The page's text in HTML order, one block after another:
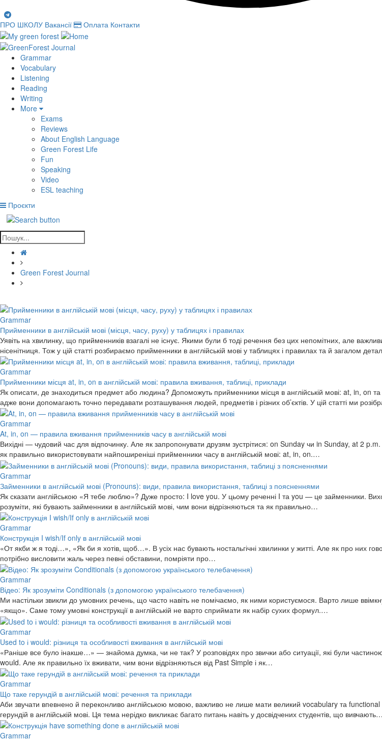
ПРО ШКОЛУ Вакансії Оплата Контакти
Grammar
Vocabulary
Listening
Reading
Writing
More
Exams
Reviews
About English Language
Green Forest Life
Fun
Speaking
Video
ESL teaching
Проєкти
Green Forest Journal
Grammar
Прийменники в англійській мові (місця, часу, руху) у таблицях і правилах
Уявіть на хвилинку, що прийменників взагалі не існує. Якими були б тоді речення без цих непомітних, але
нісенітниця. Тож у цій статті розбираємо прийменники в англійській мові у таблицях і правилах та й загалом
Grammar
Прийменники місця at, in, on в англійській мові: правила вживання, таблиці, приклади
Як описати, де знаходиться предмет або людина? Допоможуть прийменники місця в англійській мові: at, in, on
адже вони допомагають точно передавати розташування людей, предметів і різних об’єктів. У цій статті ми
Grammar
At, in, on — правила вживання прийменників часу в англійській мові
Вихідні — чудовий час для відпочинку. Але як запропонувати друзям зустрітися: on Sunday чи in Sunday, at 2
як правильно використовувати найпоширеніші прийменники часу в англійській мові: at, in, on.…
Grammar
Займенники в англійській мові (Pronouns): види, правила використання, таблиці з поясненнями
Як сказати англійською «Я тебе люблю»? Дуже просто: I love you. У цьому реченні I та you — це займенники.
розуміти, які бувають займенники в англійській мові, чим вони відрізняються та як правильно…
Grammar
Конструкція I wish/If only в англійській мові
«От якби ж я тоді…», «Як би я хотів, щоб…». В усіх нас бувають ностальгічні хвилинки у житті. Але як про них
потрібно висловити жаль через певні обставини, помріяти про…
Grammar
Відео: Як зрозуміти Conditionals (з допомогою українського телебачення)
Ми настільки звикли до умовних речень, що часто навіть не помічаємо, як ними користуємося. Варто лише
«якщо». Саме тому умовні конструкції в англійській не варто сприймати як набір сухих формул.…
Grammar
Used to і would: різниця та особливості вживання в англійській мові
«Раніше все було інакше…» — знайома думка, чи не так? У розповідях про звички або ситуації, які були
would. Але як правильно їх вживати, чим вони відрізняються від Past Simple і як…
Grammar
Що таке герундій в англійській мові: речення та приклади
Аби звучати впевнено й переконливо англійською мовою, важливо не лише мати великий vocabulary та
герундій в англійській мові. Ця тема нерідко викликає багато питань навіть у досвідчених студентів, що вивчають…
Grammar